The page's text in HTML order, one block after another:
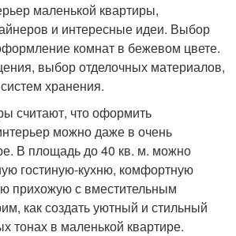
маленькой квартиры,
и интересные идеи. Выбор
комнат в бежевом цвете.
выбор отделочных материалов,
хранения.
считают, что оформить
можно даже в очень
В площадь до 40 кв. м. можно
гостиную-кухню, комфортную
прихожую с вместительным
как создать уютный и стильный
тонах в маленькой квартире.